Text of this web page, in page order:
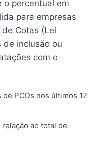
o percentual em
para empresas
Cotas (Lei
de inclusão ou
com o
PCDs nos últimos 12
ao total de